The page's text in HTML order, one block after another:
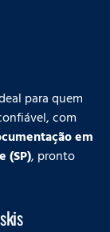
para quem
com
em
(SP), pronto